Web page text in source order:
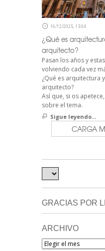
16/12/2025, 13:04
¿Qué es
arquitecto?
Pasan los años y
volviendo cada vez
¿Qué es arquitectura
arquitecto?
Así que, si os
sobre el tema.
Sigue leyendo...
CARGA
GRACIAS POR
ARCHIVO
Archivo